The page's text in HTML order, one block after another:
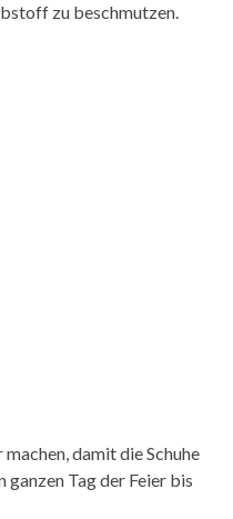
zu beschmutzen.
damit die Schuhe
Tag der Feier bis